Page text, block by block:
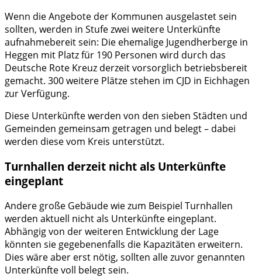
Wenn die Angebote der Kommunen ausgelastet sein
sollten, werden in Stufe zwei weitere Unterkünfte
aufnahmebereit sein: Die ehemalige Jugendherberge in
Heggen mit Platz für 190 Personen wird durch das
Deutsche Rote Kreuz derzeit vorsorglich betriebsbereit
gemacht. 300 weitere Plätze stehen im CJD in Eichhagen
zur Verfügung.
Diese Unterkünfte werden von den sieben Städten und
Gemeinden gemeinsam getragen und belegt – dabei
werden diese vom Kreis unterstützt.
Turnhallen derzeit nicht als Unterkünfte
eingeplant
Andere große Gebäude wie zum Beispiel Turnhallen
werden aktuell nicht als Unterkünfte eingeplant.
Abhängig von der weiteren Entwicklung der Lage
könnten sie gegebenenfalls die Kapazitäten erweitern.
Dies wäre aber erst nötig, sollten alle zuvor genannten
Unterkünfte voll belegt sein.